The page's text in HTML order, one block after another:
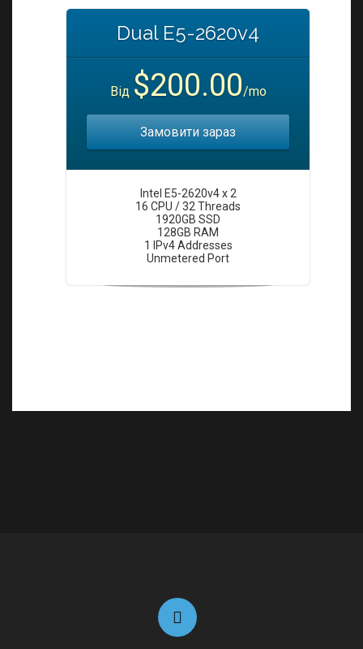
Dual E5-2620v4
Від $200.00/mo
Замовити зараз
Intel E5-2620v4 x 2
16 CPU / 32 Threads
1920GB SSD
128GB RAM
1 IPv4 Addresses
Unmetered Port